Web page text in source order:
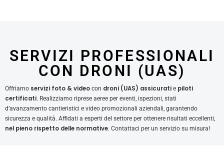
SERVIZI PROFESSIONALI
CON DRONI (UAS)
Offriamo servizi foto & video con droni (UAS) assicurati e piloti
certificati. Realizziamo riprese aeree per eventi, ispezioni, stati
d’avanzamento cantieristici e video promozionali aziendali, garantendo
sicurezza e qualità. Affidati a esperti del settore per ottenere risultati eccellenti,
nel pieno rispetto delle normative. Contattaci per un servizio su misura!